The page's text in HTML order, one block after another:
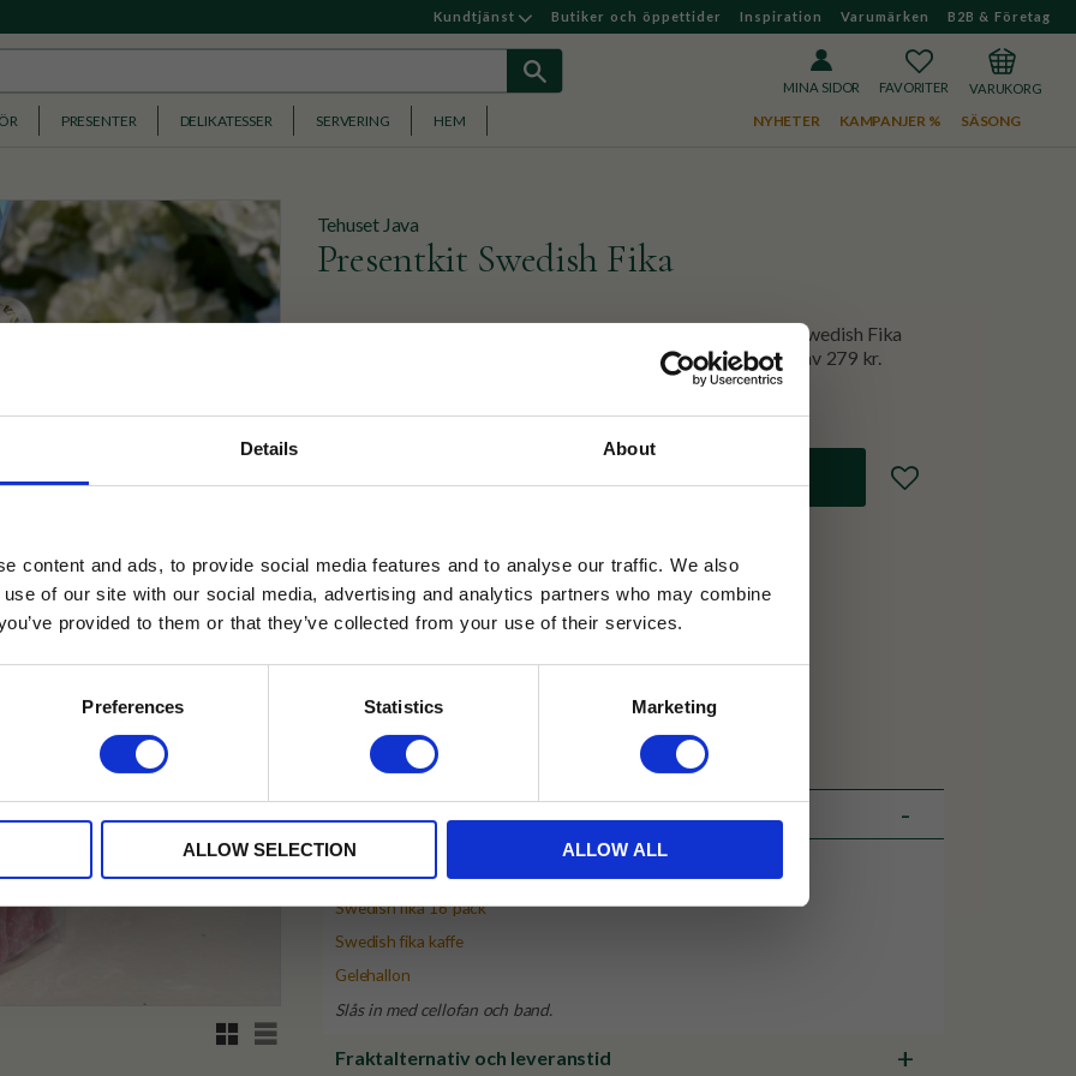
Details About
content and ads, to provide social media features and to analyse our traffic. We also
of our site with our social media, advertising and analytics partners who may combine
provided to them or that they’ve collected from your use of their services.
Preferences Statistics Marketing
ALLOW SELECTION ALLOW ALL
Kundtjänst Butiker och öppettider Inspiration Varumärken B2B & Företag
MINA SIDOR
FAVORITERKUNDVAGN
PRESENTER DELIKATESSER SERVERING HEM NYHETER KAMPANJER % SÄSONG
Tehuset Java
Presentkit Swedish Fika
Allt du behöver för en äkta svensk fika! Ett presentkit med Swedish Fika
kaffe och -tepåsar, samt extra goda gelehallon, till ett värda av 279 kr.
RutnätsvyListvy
249KR
Lägg till i favoriter
✓ Fri frakt över 399 kr
✓ Betala direkt eller inom 30 dagar
✓ Gratis teprov i varje beställning
Visa alla produkter från Tehuset Java
Innehåll:
Swedish fika 16 pack
Swedish fika kaffe
Gelehallon
Slås in med cellofan och band.
Fraktalternativ och leveranstid
Läs mer
Rabatten fungerar endast
med andra erbjudanden.